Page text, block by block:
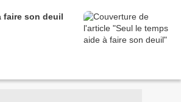
faire son deuil